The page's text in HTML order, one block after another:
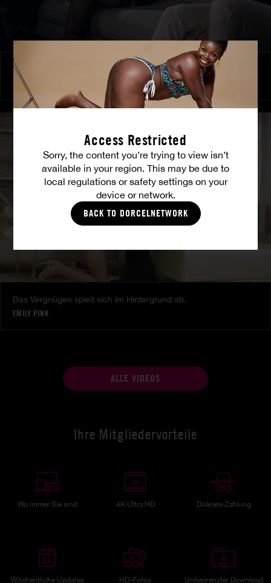
Access Restricted
Sorry, the content you’re trying to view isn’t
available in your region. This may be due to
local regulations or safety settings on your
device or network.
BACK TO DORCELNETWORK
Brennende Freundschaft
MILENA RAY
MATTY MILA PEREZ
Das Vergnügen spielt sich im Hintergrund ab.
EMILY PINK
ALLE VIDEOS
Ihre Mitgliedervorteile
Wo immer Sie sind 4K Ultra HD Diskrete Zahlung
Wöchentliche Updates HD-Fotos Unbegrenzter Download